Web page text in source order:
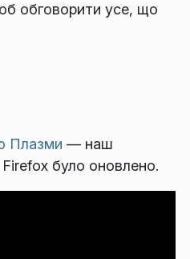
обговорити усе, що
Плазми — наш
було оновлено.